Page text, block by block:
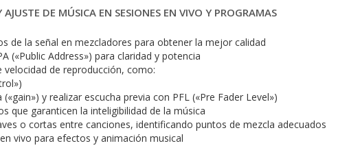
DE MÚSICA EN SESIONES EN VIVO Y PROGRAMAS
de la señal en mezcladores para obtener la mejor calidad
(«Public Address») para claridad y potencia
velocidad de reproducción, como:
y realizar escucha previa con PFL («Pre Fader Level»)
que garanticen la inteligibilidad de la música
o cortas entre canciones, identificando puntos de mezcla adecuados
vivo para efectos y animación musical